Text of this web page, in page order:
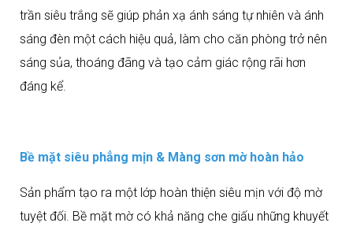
trần siêu trắng sẽ giúp phản xạ ánh sáng tự nhiên và ánh
sáng đèn một cách hiệu quả, làm cho căn phòng trở nên
sáng sủa, thoáng đãng và tạo cảm giác rộng rãi hơn
đáng kể.
Bề mặt siêu phẳng mịn & Màng sơn mờ hoàn hảo
Sản phẩm tạo ra một lớp hoàn thiện siêu mịn với độ mờ
tuyệt đối. Bề mặt mờ có khả năng che giấu những khuyết